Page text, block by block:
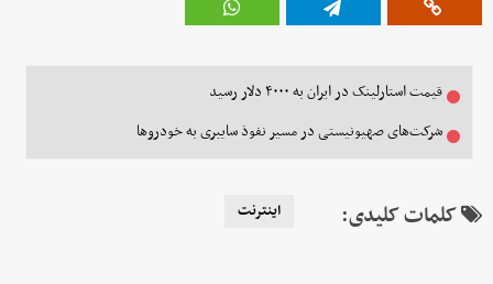
قیمت استارلینک در ایران به ۴۰۰۰ دلار رسید
شرکت‌های صهیونیستی در مسیر نفوذ سایبری به خودروها
کلمات کلیدی: اینترنت